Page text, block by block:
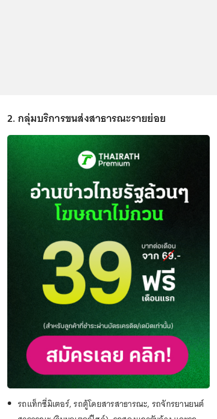
2. กลุ่มบริการขนส่งสาธารณะรายย่อย
รถแท็กซี่มิเตอร์, รถตู้โดยสารสาธารณะ, รถจักรยานยนต์